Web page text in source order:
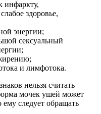
инфаркту,
здоровье,
энергии;
сексуальный
и лимфотока.
нельзя считать
мочек ушей может
ему следует обращать